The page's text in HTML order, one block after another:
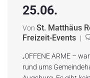
25.06.
Von St. Matthäus
Freizeit-Events |
„OFFENE ARME –
rund ums